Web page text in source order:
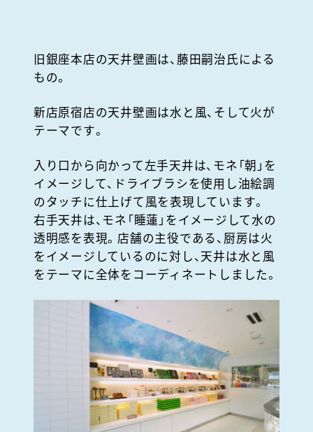
旧銀座本店の天井壁画は、藤田嗣治氏による
もの。
新店原宿店の天井壁画は水と風、そして火が
テーマです。
入り口から向かって左手天井は、モネ「朝」を
イメージして、ドライブラシを使用し油絵調
のタッチに仕上げて風を表現しています。
右手天井は、モネ「睡蓮」をイメージして水の
透明感を表現。店舗の主役である、厨房は火
をイメージしているのに対し、天井は水と風
をテーマに全体をコーディネートしました。